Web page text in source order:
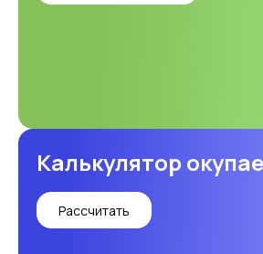
Калькулятор
Рассчитать